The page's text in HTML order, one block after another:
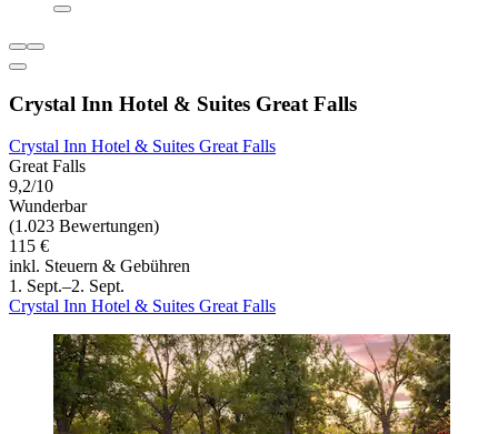
Crystal Inn Hotel & Suites Great Falls
Crystal Inn Hotel & Suites Great Falls
Great Falls
9,2/10
Wunderbar
(1.023 Bewertungen)
115 €
inkl. Steuern & Gebühren
1. Sept.–2. Sept.
Crystal Inn Hotel & Suites Great Falls